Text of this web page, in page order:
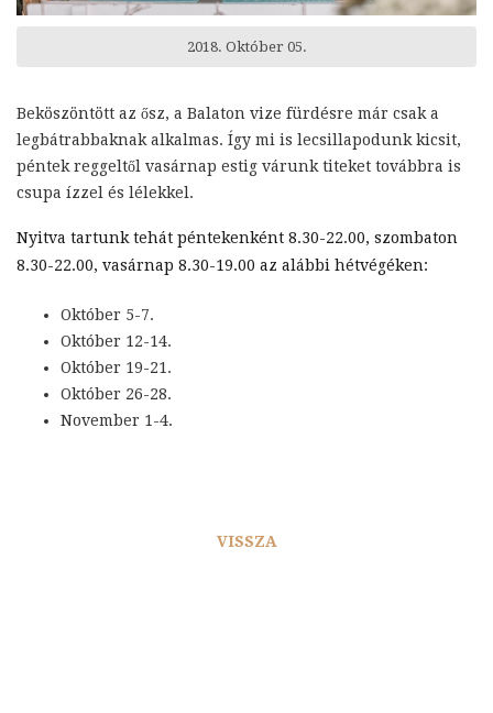
2018. Október 05.
Beköszöntött az ősz, a Balaton vize fürdésre már csak a
legbátrabbaknak alkalmas. Így mi is lecsillapodunk kicsit,
péntek reggeltől vasárnap estig várunk titeket továbbra is
csupa ízzel és lélekkel.
Nyitva tartunk tehát péntekenként 8.30-22.00, szombaton
8.30-22.00, vasárnap 8.30-19.00 az alábbi hétvégéken:
Október 5-7.
Október 12-14.
Október 19-21.
Október 26-28.
November 1-4.
VISSZA